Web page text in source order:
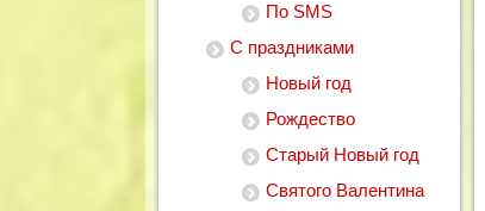
По SMS
С праздниками
Новый год
Рождество
Старый Новый год
Святого Валентина